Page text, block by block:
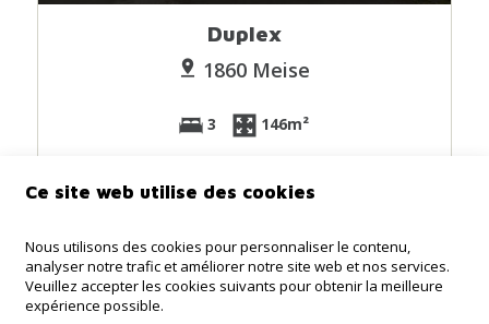
Duplex
1860 Meise
3 146m²
Ce site web utilise des cookies
Nous utilisons des cookies pour personnaliser le contenu,
analyser notre trafic et améliorer notre site web et nos services.
Veuillez accepter les cookies suivants pour obtenir la meilleure
expérience possible.